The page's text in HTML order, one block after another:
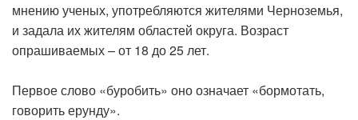
мнению ученых, употребляются жителями Черноземья,
и задала их жителям областей округа. Возраст
опрашиваемых – от 18 до 25 лет.
Первое слово «буробить» оно означает «бормотать,
говорить ерунду».